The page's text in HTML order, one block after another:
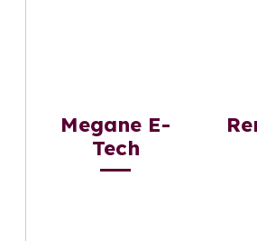
Megane E-
Tech